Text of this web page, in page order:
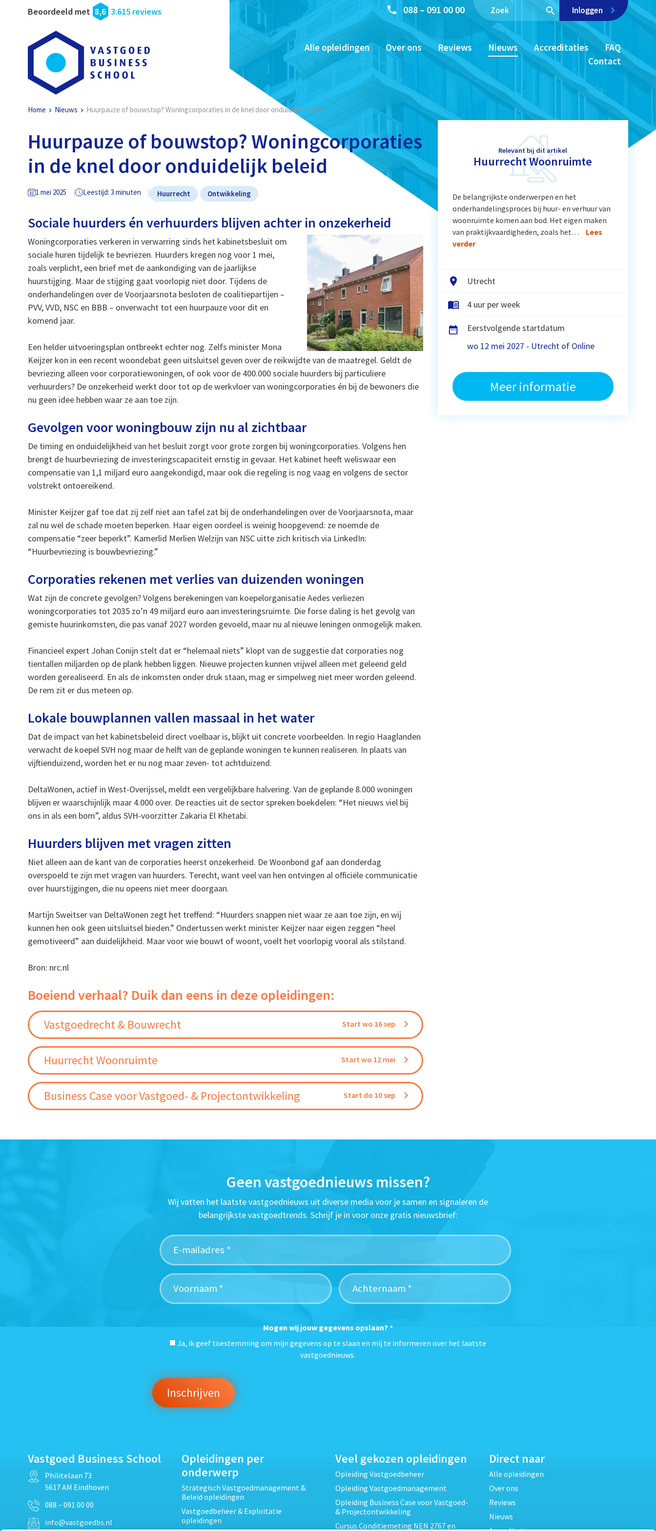
Beoordeeld met 8,6 3.615 reviews 088 – 091 00 00 Inloggen
Alle opleidingen Over ons Reviews Nieuws Accreditaties
FAQ
Contact
Home Nieuws Huurpauze of bouwstop? Woningcorporaties in de knel door onduidelijk beleid
Huurpauze of bouwstop? Woningcorporaties
in de knel door onduidelijk beleid
1 mei 2025 Leestijd: 3 minuten Huurrecht Ontwikkeling
Sociale huurders én verhuurders blijven achter in onzekerheid
Woningcorporaties verkeren in verwarring sinds het kabinetsbesluit om
sociale huren tijdelijk te bevriezen. Huurders kregen nog voor 1 mei,
zoals verplicht, een brief met de aankondiging van de jaarlijkse
huurstijging. Maar de stijging gaat voorlopig niet door. Tijdens de
onderhandelingen over de Voorjaarsnota besloten de coalitiepartijen –
PVV, VVD, NSC en BBB – onverwacht tot een huurpauze voor dit en
komend jaar.
Een helder uitvoeringsplan ontbreekt echter nog. Zelfs minister Mona
Keijzer kon in een recent woondebat geen uitsluitsel geven over de reikwijdte van de maatregel. Geldt de
bevriezing alleen voor corporatiewoningen, of ook voor de 400.000 sociale huurders bij particuliere
verhuurders? De onzekerheid werkt door tot op de werkvloer van woningcorporaties én bij de bewoners die
nu geen idee hebben waar ze aan toe zijn.
Gevolgen voor woningbouw zijn nu al zichtbaar
De timing en onduidelijkheid van het besluit zorgt voor grote zorgen bij woningcorporaties. Volgens hen
brengt de huurbevriezing de investeringscapaciteit ernstig in gevaar. Het kabinet heeft weliswaar een
compensatie van 1,1 miljard euro aangekondigd, maar ook die regeling is nog vaag en volgens de sector
volstrekt ontoereikend.
Minister Keijzer gaf toe dat zij zelf niet aan tafel zat bij de onderhandelingen over de Voorjaarsnota, maar
zal nu wel de schade moeten beperken. Haar eigen oordeel is weinig hoopgevend: ze noemde de
compensatie “zeer beperkt”. Kamerlid Merlien Welzijn van NSC uitte zich kritisch via LinkedIn:
“Huurbevriezing is bouwbevriezing.”
Corporaties rekenen met verlies van duizenden woningen
Wat zijn de concrete gevolgen? Volgens berekeningen van koepelorganisatie Aedes verliezen
woningcorporaties tot 2035 zo’n 49 miljard euro aan investeringsruimte. Die forse daling is het gevolg van
gemiste huurinkomsten, die pas vanaf 2027 worden gevoeld, maar nu al nieuwe leningen onmogelijk maken.
Financieel expert Johan Conijn stelt dat er “helemaal niets” klopt van de suggestie dat corporaties nog
tientallen miljarden op de plank hebben liggen. Nieuwe projecten kunnen vrijwel alleen met geleend geld
worden gerealiseerd. En als de inkomsten onder druk staan, mag er simpelweg niet meer worden geleend.
De rem zit er dus meteen op.
Lokale bouwplannen vallen massaal in het water
Dat de impact van het kabinetsbeleid direct voelbaar is, blijkt uit concrete voorbeelden. In regio Haaglanden
verwacht de koepel SVH nog maar de helft van de geplande woningen te kunnen realiseren. In plaats van
vijftienduizend, worden het er nu nog maar zeven- tot achtduizend.
DeltaWonen, actief in West-Overijssel, meldt een vergelijkbare halvering. Van de geplande 8.000 woningen
blijven er waarschijnlijk maar 4.000 over. De reacties uit de sector spreken boekdelen: “Het nieuws viel bij
ons in als een bom”, aldus SVH-voorzitter Zakaria El Khetabi.
Huurders blijven met vragen zitten
Niet alleen aan de kant van de corporaties heerst onzekerheid. De Woonbond gaf aan donderdag
overspoeld te zijn met vragen van huurders. Terecht, want veel van hen ontvingen al officiële communicatie
over huurstijgingen, die nu opeens niet meer doorgaan.
Martijn Sweitser van DeltaWonen zegt het treffend: “Huurders snappen niet waar ze aan toe zijn, en wij
kunnen hen ook geen uitsluitsel bieden.” Ondertussen werkt minister Keijzer naar eigen zeggen “heel
gemotiveerd” aan duidelijkheid. Maar voor wie bouwt of woont, voelt het voorlopig vooral als stilstand.
Bron: nrc.nl
Boeiend verhaal? Duik dan eens in deze opleidingen:
Vastgoedrecht & Bouwrecht Start wo 16 sep
Huurrecht Woonruimte Start wo 12 mei
Business Case voor Vastgoed- & Projectontwikkeling Start do 10 sep
Relevant bij dit artikel
Huurrecht Woonruimte
De belangrijkste onderwerpen en het
onderhandelingsproces bij huur- en verhuur van
woonruimte komen aan bod. Het eigen maken
van praktijkvaardigheden, zoals het…
Lees
verder
Utrecht
4 uur per week
Eerstvolgende startdatum
wo 12 mei 2027 - Utrecht of Online
Meer informatie
Geen vastgoednieuws missen?
Wij vatten het laatste vastgoednieuws uit diverse media voor je samen en signaleren de
belangrijkste vastgoedtrends. Schrijf je in voor onze gratis nieuwsbrief:
Mogen wij jouw gegevens opslaan? *
Ja, ik geef toestemming om mijn gegevens op te slaan en mij te informeren over het laatste
vastgoednieuws.
Vastgoed Business School
Philitelaan 73
5617 AM Eindhoven
088 – 091 00 00
info@vastgoedbs.nl
Opleidingen per
onderwerp
Strategisch Vastgoedmanagement &
Beleid opleidingen
Vastgoedbeheer & Exploitatie
opleidingen
Veel gekozen opleidingen
Opleiding Vastgoedbeheer
Opleiding Vastgoedmanagement
Opleiding Business Case voor Vastgoed-
& Projectontwikkeling
Cursus Conditiemeting NEN 2767 en
Direct naar
Alle opleidingen
Over ons
Reviews
Nieuws